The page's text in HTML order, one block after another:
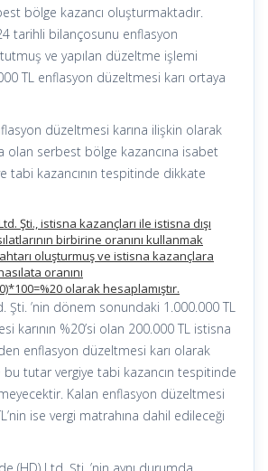
bölge kazancı oluşturmaktadır.
tarihli bilançosunu enflasyon
ve yapılan düzeltme işlemi
TL enflasyon düzeltmesi karı ortaya
düzeltmesi karına ilişkin olarak
olan serbest bölge kazancına isabet
tabi kazancının tespitinde dikkate
Şti., istisna kazançları ile istisna dışı
birbirine oranını kullanmak
oluşturmuş ve istisna kazançlara
oranını
olarak hesaplamıştır.
Şti. ’nin dönem sonundaki 1.000.000 TL
karının %20’si olan 200.000 TL istisna
enflasyon düzeltmesi karı olarak
bu tutar vergiye tabi kazancın tespitinde
Kalan enflasyon düzeltmesi
ise vergi matrahına dahil edileceği